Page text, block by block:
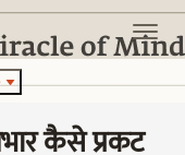
कैसे प्रकट